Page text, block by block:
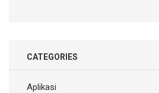
CATEGORIES
Aplikasi